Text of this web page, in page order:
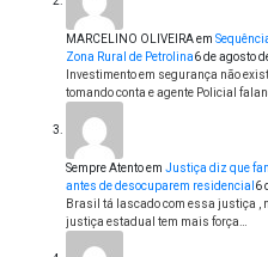
MARCELINO OLIVEIRAem
Zona Rural de Petrolina6 de agosto
Investimento em segurança não
tomando conta e agente Policial
Sempre Atentoem Justiça diz que
antes de desocuparem residencial 6
Brasil tá lascado com essa justiça ,
justiça estadual tem mais força…